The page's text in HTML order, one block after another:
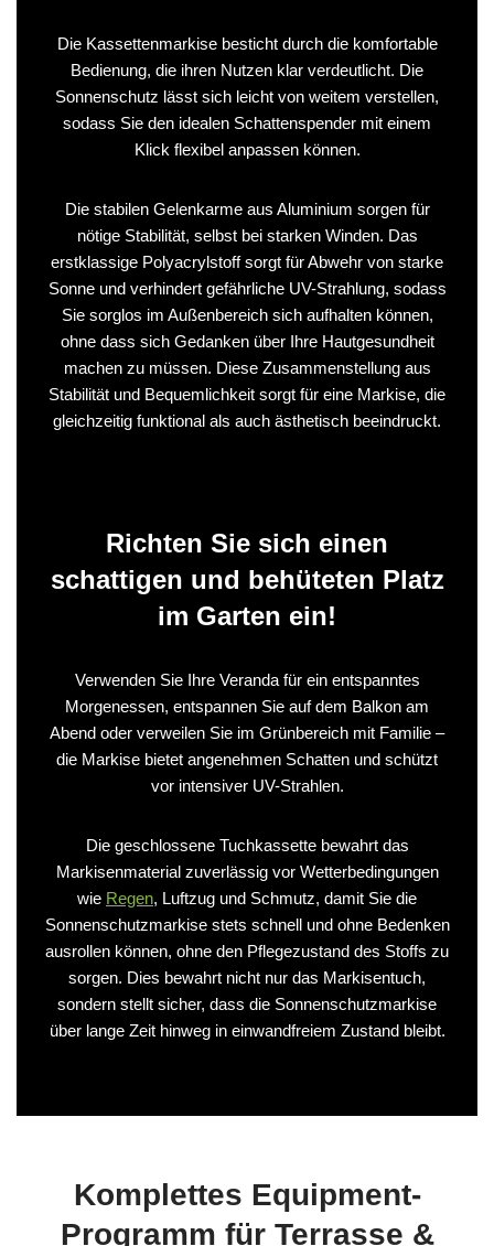
Die Kassettenmarkise besticht durch die komfortable
Bedienung, die ihren Nutzen klar verdeutlicht. Die
Sonnenschutz lässt sich leicht von weitem verstellen,
sodass Sie den idealen Schattenspender mit einem
Klick flexibel anpassen können.
Die stabilen Gelenkarme aus Aluminium sorgen für
nötige Stabilität, selbst bei starken Winden. Das
erstklassige Polyacrylstoff sorgt für Abwehr von starke
Sonne und verhindert gefährliche UV-Strahlung, sodass
Sie sorglos im Außenbereich sich aufhalten können,
ohne dass sich Gedanken über Ihre Hautgesundheit
machen zu müssen. Diese Zusammenstellung aus
Stabilität und Bequemlichkeit sorgt für eine Markise, die
gleichzeitig funktional als auch ästhetisch beeindruckt.
Richten Sie sich einen
schattigen und behüteten Platz
im Garten ein!
Verwenden Sie Ihre Veranda für ein entspanntes
Morgenessen, entspannen Sie auf dem Balkon am
Abend oder verweilen Sie im Grünbereich mit Familie –
die Markise bietet angenehmen Schatten und schützt
vor intensiver UV-Strahlen.
Die geschlossene Tuchkassette bewahrt das
Markisenmaterial zuverlässig vor Wetterbedingungen
wie Regen, Luftzug und Schmutz, damit Sie die
Sonnenschutzmarkise stets schnell und ohne Bedenken
ausrollen können, ohne den Pflegezustand des Stoffs zu
sorgen. Dies bewahrt nicht nur das Markisentuch,
sondern stellt sicher, dass die Sonnenschutzmarkise
über lange Zeit hinweg in einwandfreiem Zustand bleibt.
Komplettes Equipment-
Programm für Terrasse &